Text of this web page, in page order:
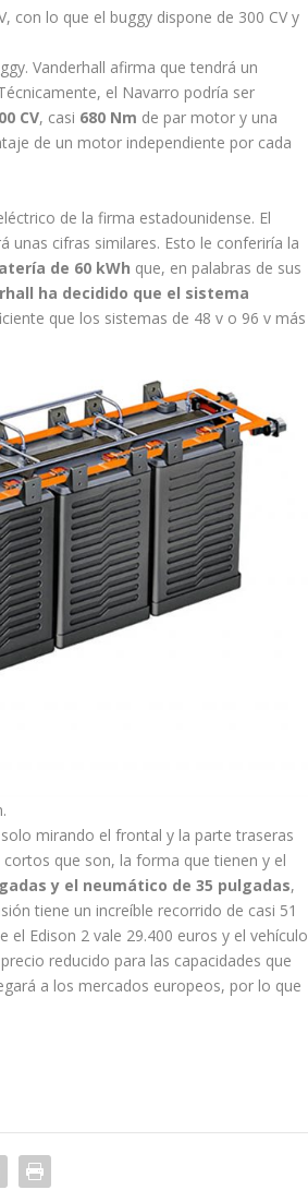
con lo que el buggy dispone de 300 CV y
Vanderhall afirma que tendrá un
el Navarro podría ser
CV, casi 680 Nm de par motor y una
de un motor independiente por cada
de la firma estadounidense. El
unas cifras similares. Esto le conferiría la
de 60 kWh que, en palabras de sus
ha decidido que el sistema
que los sistemas de 48 v o 96 v más
mirando el frontal y la parte traseras
que son, la forma que tienen y el
y el neumático de 35 pulgadas,
tiene un increíble recorrido de casi 51
Edison 2 vale 29.400 euros y el vehículo
reducido para las capacidades que
a los mercados europeos, por lo que